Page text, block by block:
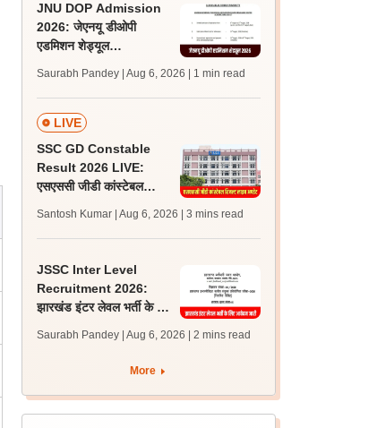
JNU DOP Admission
2026: जेएनयू डीओपी
एडमिशन शेड्यूल
24 अगस्त को जारी होगी मेरिट
लिस्ट
Saurabh Pandey | Aug 6, 2026 | 1 min read
LIVE
SSC GD Constable
Result 2026 LIVE:
एसएससी जीडी कांस्टेबल
लेटेस्ट अपडेट, स्कोरकार्ड लिंक
Santosh Kumar | Aug 6, 2026 | 3 mins read
JSSC Inter Level
Recruitment 2026:
झारखंड इंटर लेवल भर्ती के लिए
Saurabh Pandey | Aug 6, 2026 | 2 mins read
More